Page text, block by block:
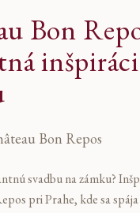
Bon
Bon Repos
svadbu na zámku?
pri Prahe, kde sa